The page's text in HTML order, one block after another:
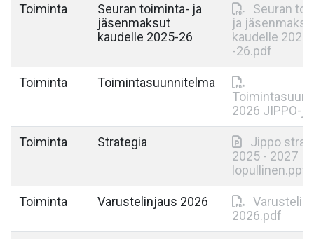
Toiminta
Seuran toiminta- ja
jäsenmaksut
kaudelle 2025-26
Seuran
ja
kaudelle 2025
-26.pdf
Toiminta
Toimintasuunnitelma
2026 JIPPO-
Toiminta Strategia
Jippo
2025 - 2027
lopullinen.pptx
Toiminta Varustelinjaus 2026
2026.pdf